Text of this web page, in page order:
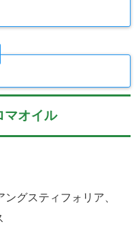
マオイル
グスティフォリア、